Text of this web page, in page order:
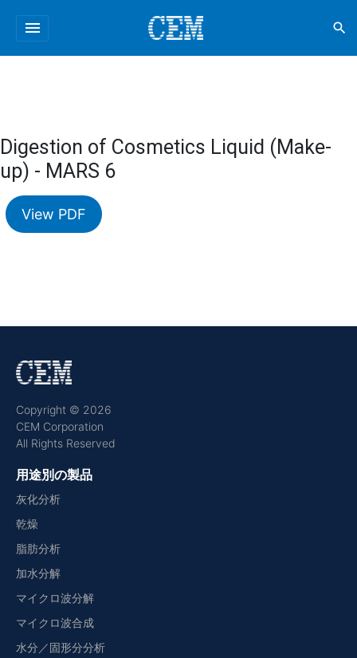
menu search
Digestion of Cosmetics Liquid (Make-
up) - MARS 6
View PDF
Copyright © 2026
CEM Corporation
All Rights Reserved
用途別の製品
灰化分析
乾燥
脂肪分析
加水分解
マイクロ波分解
マイクロ波合成
水分／固形分分析